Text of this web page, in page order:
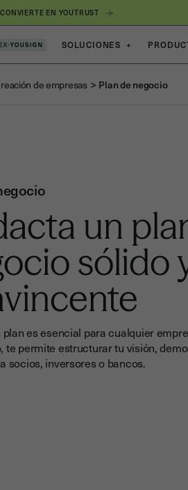
EN YOUTRUST
SOLUCIONES +
de empresas > Plan de negocio
un
sólido
plan es esencial para cualquier
te permite estructurar tu visión,
socios, inversores o bancos.